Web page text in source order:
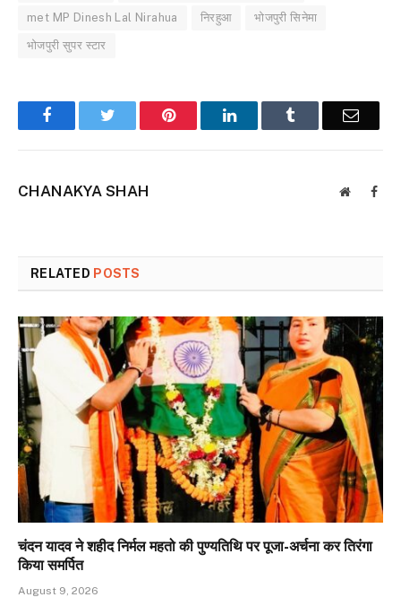
met MP Dinesh Lal Nirahua निरहुआ भोजपुरी सिनेमा
भोजपुरी सुपर स्टार
FacebookTwitter Pinterest LinkedInTumblr Email
CHANAKYA SHAH Website
RELATED POSTS
चंदन यादव ने शहीद निर्मल महतो की पुण्यतिथि पर पूजा-अर्चना कर तिरंगा
किया समर्पित
August 9, 2026